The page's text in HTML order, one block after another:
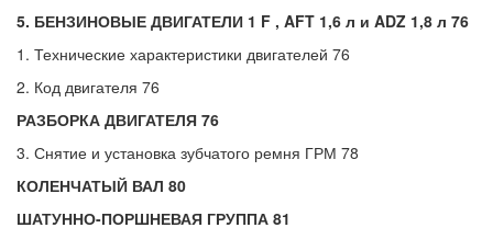
5. БЕНЗИНОВЫЕ ДВИГАТЕЛИ 1 F , AFT 1,6 л и ADZ 1,8 л 76
1. Технические характеристики двигателей 76
2. Код двигателя 76
РАЗБОРКА ДВИГАТЕЛЯ 76
3. Снятие и установка зубчатого ремня ГРМ 78
КОЛЕНЧАТЫЙ ВАЛ 80
ШАТУННО-ПОРШНЕВАЯ ГРУППА 81